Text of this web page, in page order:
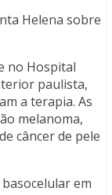
Helena sobre
no Hospital
paulista,
a terapia. As
melanoma,
câncer de pele
em